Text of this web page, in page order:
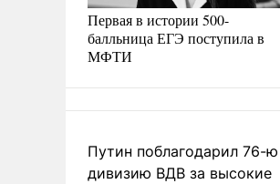
Первая в истории 500-
балльница ЕГЭ поступила в
МФТИ
Путин поблагодарил 76-ю
дивизию ВДВ за высокие